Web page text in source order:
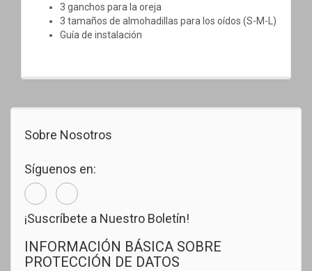
3 ganchos para la oreja
3 tamaños de almohadillas para los oídos (S-M-L)
Guía de instalación
Sobre Nosotros
Síguenos en:
¡Suscríbete a Nuestro Boletín!
INFORMACIÓN BÁSICA SOBRE
PROTECCIÓN DE DATOS